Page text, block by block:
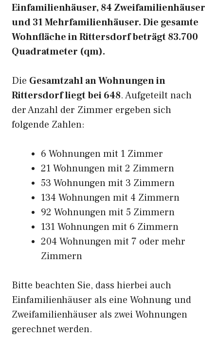
Einfamilienhäuser, 84 Zweifamilienhäuser
und 31 Mehrfamilienhäuser. Die gesamte
Wohnfläche in Rittersdorf beträgt 83.700
Quadratmeter (qm).
Die Gesamtzahl an Wohnungen in
Rittersdorf liegt bei 648. Aufgeteilt nach
der Anzahl der Zimmer ergeben sich
folgende Zahlen:
6 Wohnungen mit 1 Zimmer
21 Wohnungen mit 2 Zimmern
53 Wohnungen mit 3 Zimmern
134 Wohnungen mit 4 Zimmern
92 Wohnungen mit 5 Zimmern
131 Wohnungen mit 6 Zimmern
204 Wohnungen mit 7 oder mehr
Zimmern
Bitte beachten Sie, dass hierbei auch
Einfamilienhäuser als eine Wohnung und
Zweifamilienhäuser als zwei Wohnungen
gerechnet werden.